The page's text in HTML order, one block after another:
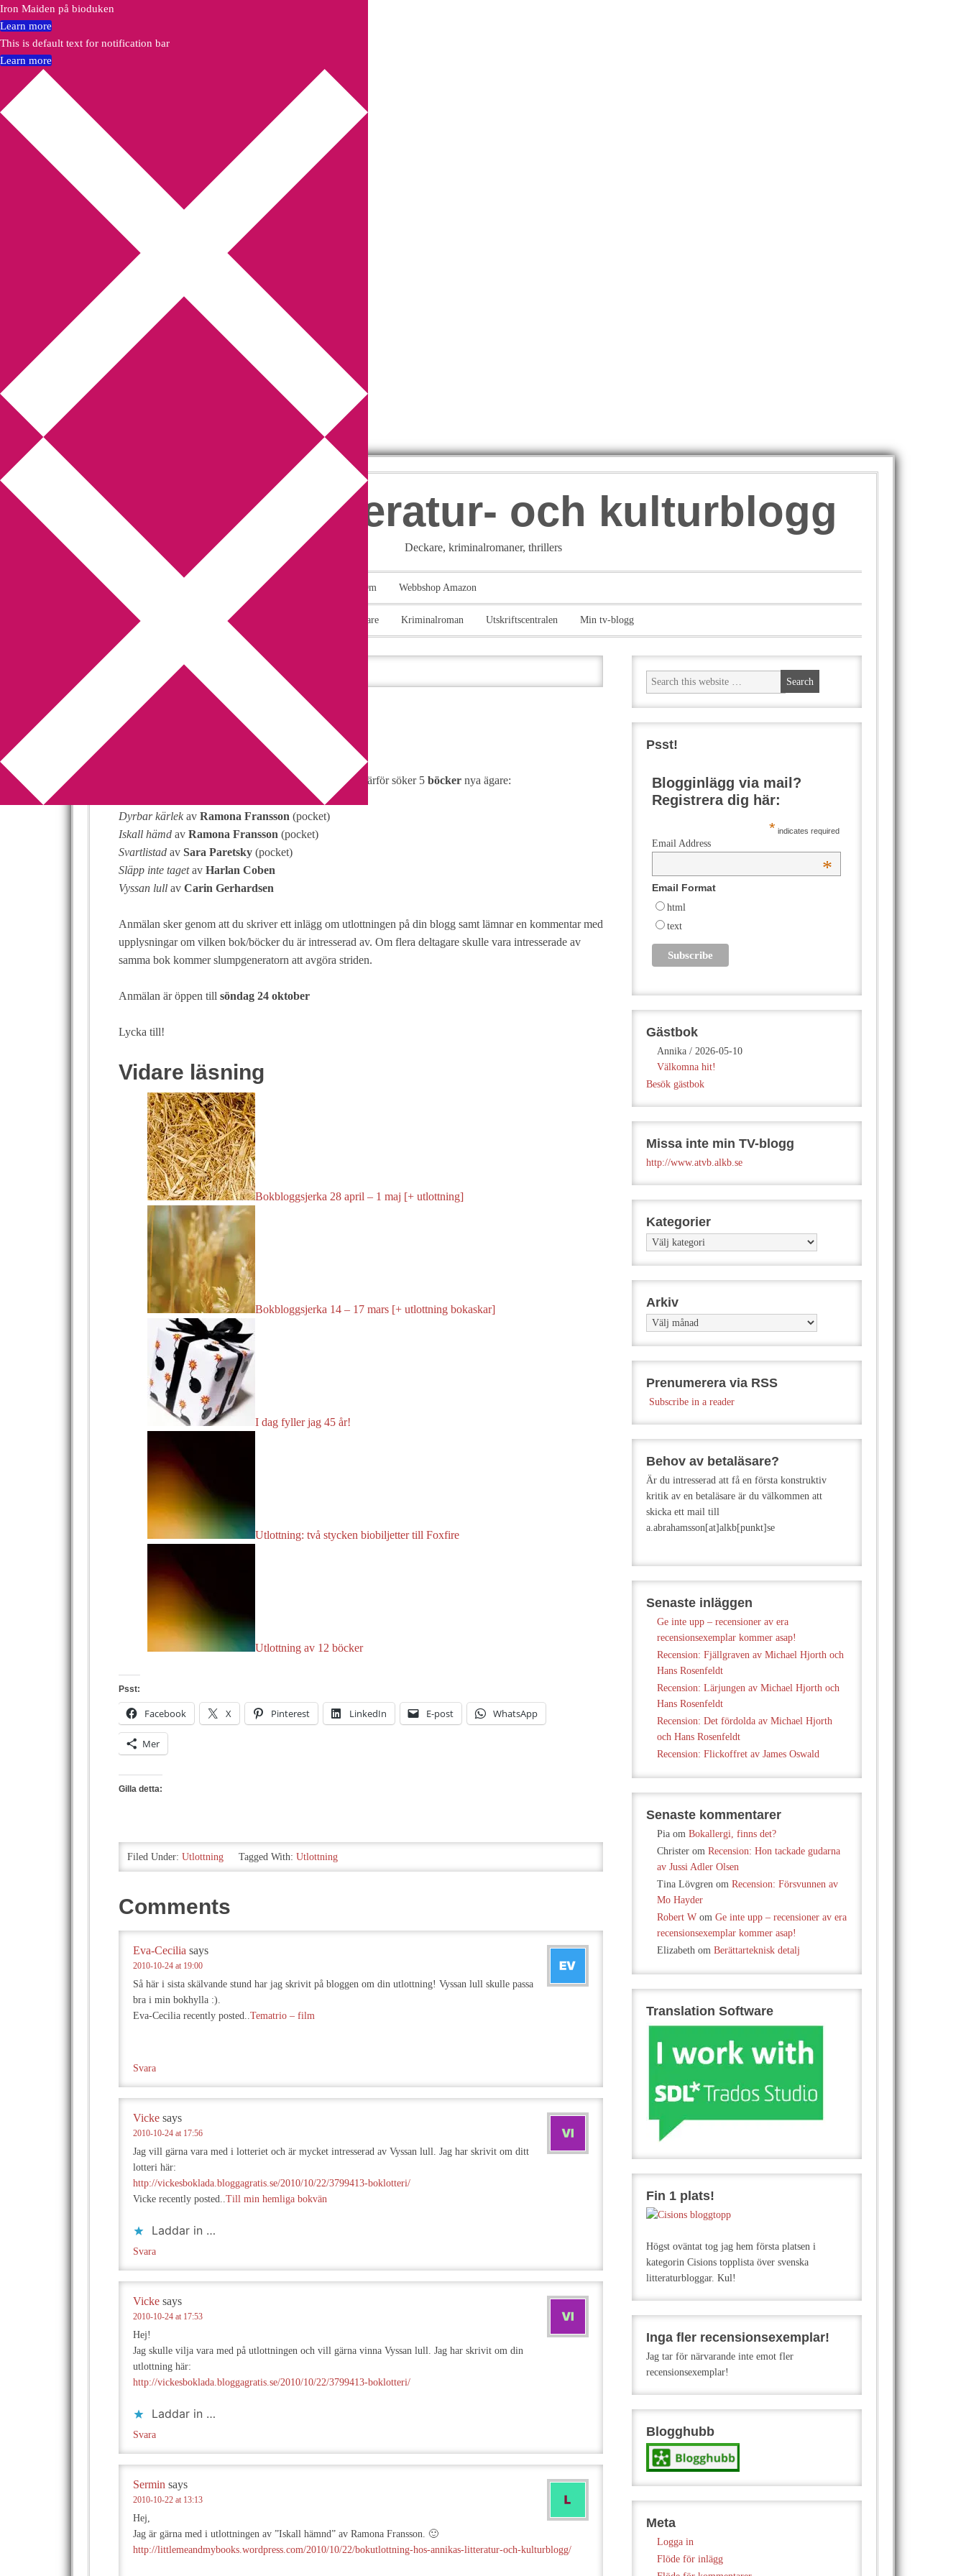
Annikas litteratur- och kulturblogg
Deckare, kriminalromaner, thrillers
Författarfemman Om Webbshop Amazon
Gästinlägg Bokbloggsjerka Deckare Kriminalroman Utskriftscentralen Min tv-blogg
You are here:Home 5 böcker lottas ut
5 böcker lottas ut
6 Comments
Nu börjar det åter bli alltför trångt i min bokhylla och därför söker 5 böcker nya ägare:
Dyrbar kärlek av Ramona Fransson (pocket)
Iskall hämd av Ramona Fransson (pocket)
Svartlistad av Sara Paretsky (pocket)
Släpp inte tagetav Harlan Coben
Vyssan lull av Carin Gerhardsen
Anmälan sker genom att du skriver ett inlägg om utlottningen på din blogg samt lämnar en kommentar med
upplysningar om vilken bok/böcker du är intresserad av. Om flera deltagare skulle vara intresserade av
samma bok kommer slumpgeneratorn att avgöra striden.
Anmälan är öppen till söndag 24 oktober
Lycka till!
Vidare läsning
Bokbloggsjerka 28 april – 1 maj [+ utlottning]
Bokbloggsjerka 14 – 17 mars [+ utlottning bokaskar]
I dag fyller jag 45 år!
Utlottning: två stycken biobiljetter till Foxfire
Utlottning av 12 böcker
Psst:
Facebook X Pinterest LinkedIn E-post WhatsApp
Mer
Gilla detta:
Filed Under: Utlottning Tagged With: Utlottning
Comments
Eva-Cecilia says
2010-10-24 at 19:00
Så här i sista skälvande stund har jag skrivit på bloggen om din utlottning! Vyssan lull skulle passa
bra i min bokhylla :).
Eva-Cecilia recently posted..Tematrio – film
Svara
Vicke says
2010-10-24 at 17:56
Jag vill gärna vara med i lotteriet och är mycket intresserad av Vyssan lull. Jag har skrivit om ditt
lotteri här:
http://vickesboklada.bloggagratis.se/2010/10/22/3799413-boklotteri/
Vicke recently posted..Till min hemliga bokvän
Laddar in …
Svara
Vicke says
2010-10-24 at 17:53
Hej!
Jag skulle vilja vara med på utlottningen och vill gärna vinna Vyssan lull. Jag har skrivit om din
utlottning här:
http://vickesboklada.bloggagratis.se/2010/10/22/3799413-boklotteri/
Laddar in …
Svara
Sermin says
2010-10-22 at 13:13
Hej,
Jag är gärna med i utlottningen av ”Iskall hämnd” av Ramona Fransson. 🙂
http://littlemeandmybooks.wordpress.com/2010/10/22/bokutlottning-hos-annikas-litteratur-och-kulturblogg/
Psst!
Blogginlägg via mail?
Registrera dig här:
* indicates required
Email Address
*
Email Format
html
text
Gästbok
Annika / 2026-05-10
Välkomna hit!
Besök gästbok
Missa inte min TV-blogg
http://www.atvb.alkb.se
Kategorier
Kategorier
Arkiv
Arkiv
Prenumerera via RSS
Subscribe in a reader
Behov av betaläsare?
Är du intresserad att få en första konstruktiv
kritik av en betaläsare är du välkommen att
skicka ett mail till
a.abrahamsson[at]alkb[punkt]se
Senaste inläggen
Ge inte upp – recensioner av era
recensionsexemplar kommer asap!
Recension: Fjällgraven av Michael Hjorth och
Hans Rosenfeldt
Recension: Lärjungen av Michael Hjorth och
Hans Rosenfeldt
Recension: Det fördolda av Michael Hjorth
och Hans Rosenfeldt
Recension: Flickoffret av James Oswald
Senaste kommentarer
Pia om Bokallergi, finns det?
Christer om Recension: Hon tackade gudarna
av Jussi Adler Olsen
Tina Lövgren om Recension: Försvunnen av
Mo Hayder
Robert W om Ge inte upp – recensioner av era
recensionsexemplar kommer asap!
Elizabeth om Berättarteknisk detalj
Translation Software
Fin 1 plats!
Högst oväntat tog jag hem första platsen i
kategorin Cisions topplista över svenska
litteraturbloggar. Kul!
Inga fler recensionsexemplar!
Jag tar för närvarande inte emot fler
recensionsexemplar!
Blogghubb
Meta
Logga in
Flöde för inlägg
Iron Maiden på bioduken
Learn more
This is default text for notification bar
Learn more